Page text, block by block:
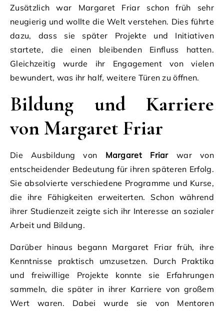
Zusätzlich war Margaret Friar schon früh sehr
neugierig und wollte die Welt verstehen. Dies führte
dazu, dass sie später Projekte und Initiativen
startete, die einen bleibenden Einfluss hatten.
Gleichzeitig wurde ihr Engagement von vielen
bewundert, was ihr half, weitere Türen zu öffnen.
Bildung und Karriere
von Margaret Friar
Die Ausbildung von Margaret Friarwar von
entscheidender Bedeutung für ihren späteren Erfolg.
Sie absolvierte verschiedene Programme und Kurse,
die ihre Fähigkeiten erweiterten. Schon während
ihrer Studienzeit zeigte sich ihr Interesse an sozialer
Arbeit und Bildung.
Darüber hinaus begann Margaret Friar früh, ihre
Kenntnisse praktisch umzusetzen. Durch Praktika
und freiwillige Projekte konnte sie Erfahrungen
sammeln, die später in ihrer Karriere von großem
Wert waren. Dabei wurde sie von Mentoren